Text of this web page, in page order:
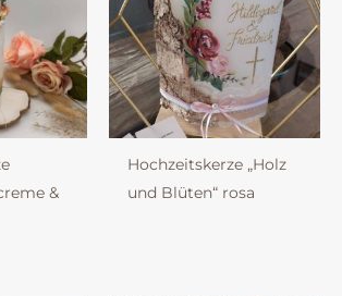
&
Hochzeitskerze „Holz
und Blüten“ rosa